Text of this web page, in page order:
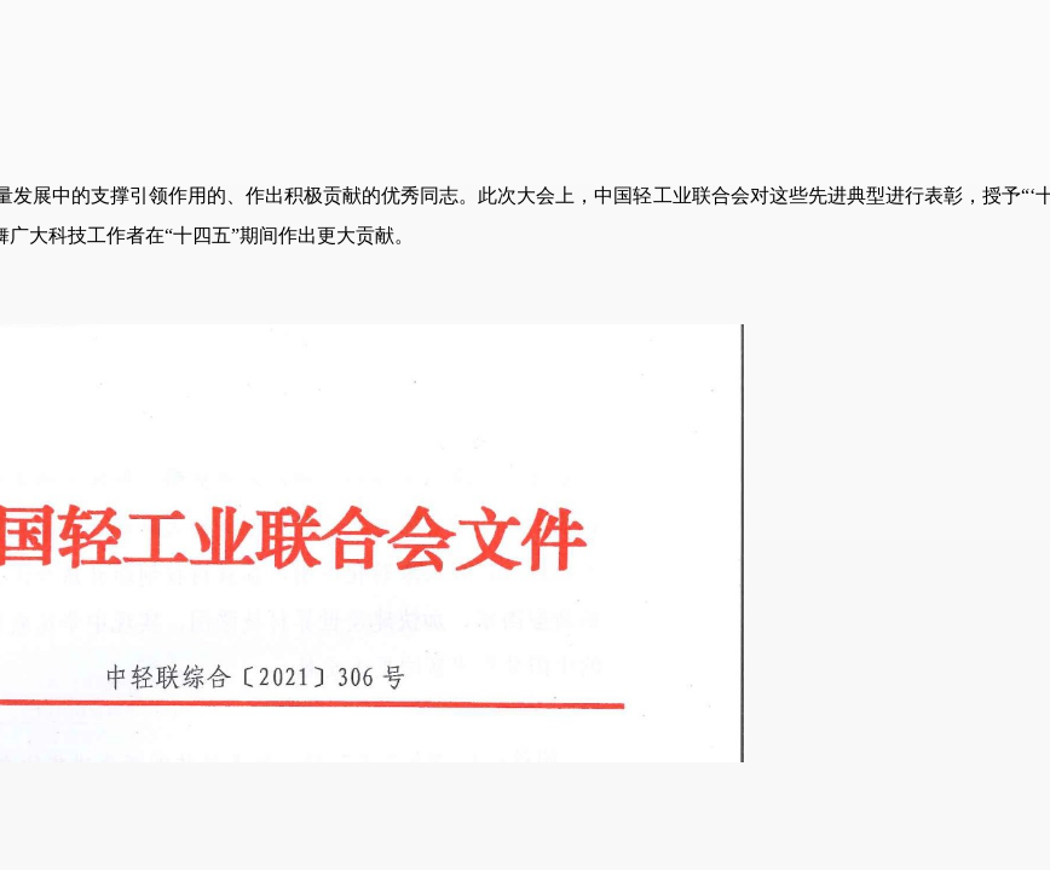
展中的支撑引领作用的、作出积极贡献的优秀同志。此次大会上，中国轻工业联合会对这些先进典型进行表彰，授予“‘
广大科技工作者在“十四五”期间作出更大贡献。